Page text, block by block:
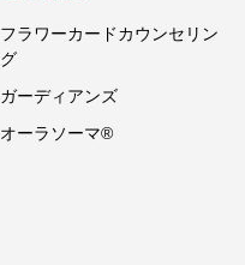
フラワーカードカウンセリン
グ
ガーディアンズ
オーラソーマ®